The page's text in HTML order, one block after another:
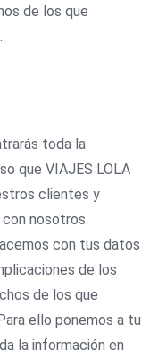
de los que
toda la
que VIAJES LOLA
clientes y
nosotros.
con tus datos
de los
de los que
ello ponemos a tu
la información en